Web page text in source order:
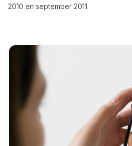
2010 en september 2011.